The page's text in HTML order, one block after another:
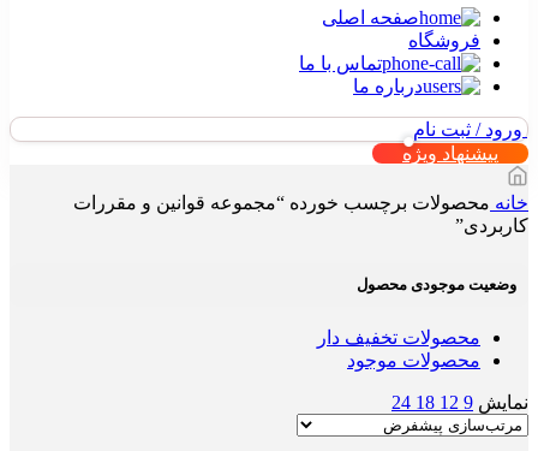
صفحه اصلی
فروشگاه
تماس با ما
درباره ما
ورود / ثبت نام
پیشنهاد ویژه
خانه محصولات برچسب خورده “مجموعه قوانین و مقررات
کاربردی”
وضعیت موجودی محصول
محصولات تخفیف دار
محصولات موجود
نمایش 9
12
18
24